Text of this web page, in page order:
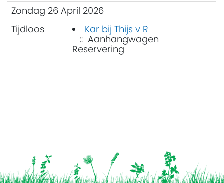
Zondag 26 April 2026
Tijdloos
Kar bij Thijs v R
:: Aanhangwagen
Reservering